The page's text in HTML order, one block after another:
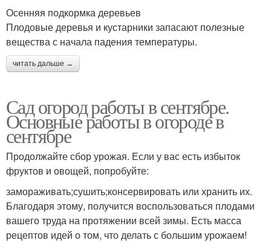
Осенняя подкормка деревьев
Плодовые деревья и кустарники запасают полезные
вещества с начала падения температуры.
читать дальше →
Сад огород работы в сентябре.
Основные работы в огороде в
сентябре
Продолжайте сбор урожая. Если у вас есть избыток
фруктов и овощей, попробуйте:
замораживать;сушить;консервировать или хранить их.
Благодаря этому, получится воспользоваться плодами
вашего труда на протяжении всей зимы. Есть масса
рецептов идей о том, что делать с большим урожаем!